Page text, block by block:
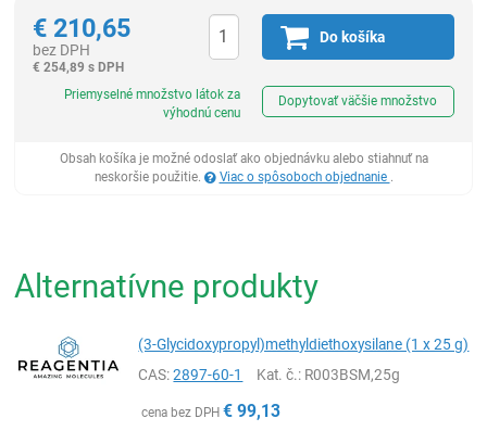
€ 210,65
bez DPH
€ 254,89 s DPH
Do košíka
Priemyselné množstvo látok za
výhodnú cenu
Dopytovať väčšie množstvo
Obsah košíka je možné odoslať ako objednávku alebo stiahnuť na
neskoršie použitie.
Viac o spôsoboch objednanie .
Alternatívne produkty
(3-Glycidoxypropyl)methyldiethoxysilane (1 x 25 g)
CAS:2897-60-1 Kat. č.: R003BSM,25g
cena bez DPH € 99,13